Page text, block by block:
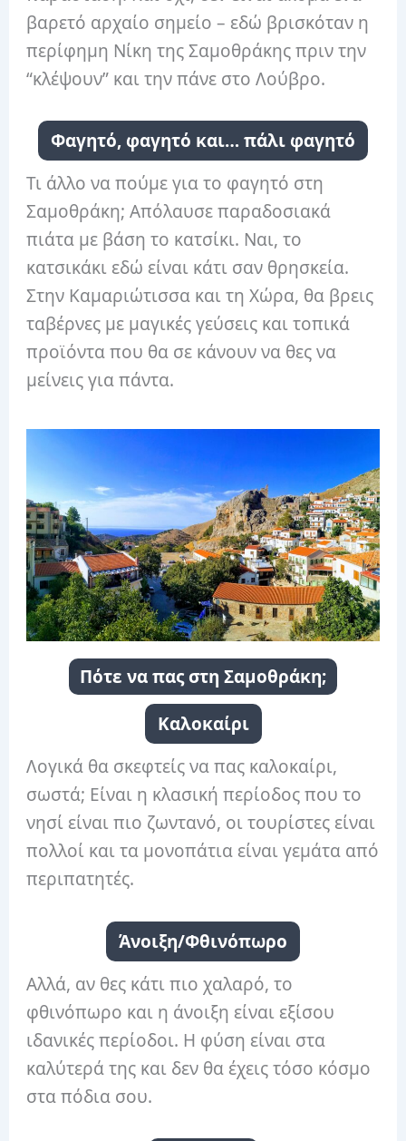
βαρετό αρχαίο σημείο – εδώ βρισκόταν η
περίφημη Νίκη της Σαμοθράκης πριν την
“κλέψουν” και την πάνε στο Λούβρο.
Φαγητό, φαγητό και… πάλι φαγητό
Τι άλλο να πούμε για το φαγητό στη
Σαμοθράκη; Απόλαυσε παραδοσιακά
πιάτα με βάση το κατσίκι. Ναι, το
κατσικάκι εδώ είναι κάτι σαν θρησκεία.
Στην Καμαριώτισσα και τη Χώρα, θα βρεις
ταβέρνες με μαγικές γεύσεις και τοπικά
προϊόντα που θα σε κάνουν να θες να
μείνεις για πάντα.
Πότε να πας στη Σαμοθράκη;
Καλοκαίρι
Λογικά θα σκεφτείς να πας καλοκαίρι,
σωστά; Είναι η κλασική περίοδος που το
νησί είναι πιο ζωντανό, οι τουρίστες είναι
πολλοί και τα μονοπάτια είναι γεμάτα από
περιπατητές.
Άνοιξη/Φθινόπωρο
Αλλά, αν θες κάτι πιο χαλαρό, το
φθινόπωρο και η άνοιξη είναι εξίσου
ιδανικές περίοδοι. Η φύση είναι στα
καλύτερά της και δεν θα έχεις τόσο κόσμο
στα πόδια σου.